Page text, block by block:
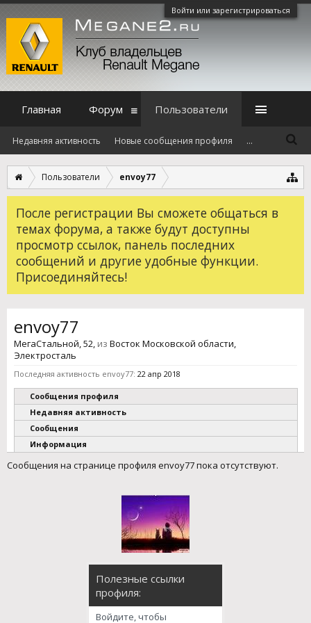
Войти или зарегистрироваться
Пользователи envoy77
После регистрации Вы сможете общаться в
темах форума, а также будут доступны
просмотр ссылок, панель последних
сообщений и другие удобные функции.
Присоединяйтесь!
Полезные ссылки
профиля:
Войдите, чтобы
envoy77
МегаСтальной, 52, из Восток Московской области,
Электросталь
Последняя активность envoy77: 22 апр 2018
Сообщения профиля
Недавняя активность
Сообщения
Информация
Сообщения на странице профиля envoy77 пока отсутствуют.
Главная Форум Пользователи
Недавняя активность Новые сообщения профиля ...